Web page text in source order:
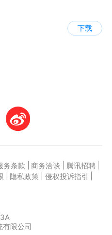
下载
务条款 商务洽谈 腾讯招聘
隐私政策 侵权投诉指引
限公司